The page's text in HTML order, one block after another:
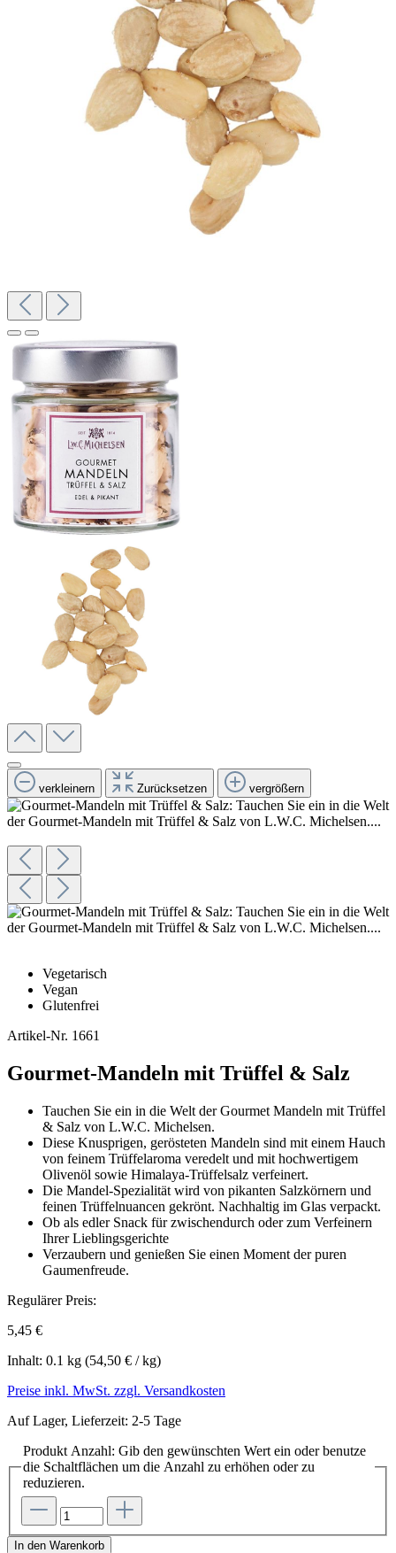
verkleinern Zurücksetzen vergrößern
Vegetarisch
Vegan
Glutenfrei
Artikel-Nr. 1661
Gourmet-Mandeln mit Trüffel & Salz
Tauchen Sie ein in die Welt der Gourmet Mandeln mit Trüffel
& Salz von L.W.C. Michelsen.
Diese Knusprigen, gerösteten Mandeln sind mit einem Hauch
von feinem Trüffelaroma veredelt und mit hochwertigem
Olivenöl sowie Himalaya-Trüffelsalz verfeinert.
Die Mandel-Spezialität wird von pikanten Salzkörnern und
feinen Trüffelnuancen gekrönt. Nachhaltig im Glas verpackt.
Ob als edler Snack für zwischendurch oder zum Verfeinern
Ihrer Lieblingsgerichte
Verzaubern und genießen Sie einen Moment der puren
Gaumenfreude.
Regulärer Preis:
5,45 €
Inhalt: 0.1 kg (54,50 € / kg)
Preise inkl. MwSt. zzgl. Versandkosten
Auf Lager, Lieferzeit: 2-5 Tage
Produkt Anzahl: Gib den gewünschten Wert ein oder benutze
die Schaltflächen um die Anzahl zu erhöhen oder zu
reduzieren.
In den Warenkorb